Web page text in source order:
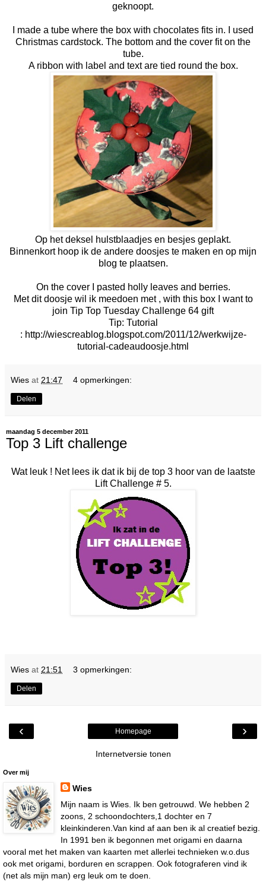
geknoopt.
I made a tube where the box with chocolates fits in. I used
Christmas cardstock. The bottom and the cover fit on the
tube.
A ribbon with label and text are tied round the box.
Op het deksel hulstblaadjes en besjes geplakt.
Binnenkort hoop ik de andere doosjes te maken en op mijn
blog te plaatsen.
On the cover I pasted holly leaves and berries.
Met dit doosje wil ik meedoen met , with this box I want to
join Tip Top Tuesday Challenge 64 gift
Tip: Tutorial
: http://wiescreablog.blogspot.com/2011/12/werkwijze-
tutorial-cadeaudoosje.html
Wies at 21:47 4 opmerkingen:
Delen
maandag 5 december 2011
Top 3 Lift challenge
Wat leuk ! Net lees ik dat ik bij de top 3 hoor van de laatste
Lift Challenge # 5.
Wies at 21:51 3 opmerkingen:
Delen
‹ ›
Homepage
Internetversie tonen
Over mij
Wies
Mijn naam is Wies. Ik ben getrouwd. We hebben 2
zoons, 2 schoondochters,1 dochter en 7
kleinkinderen.Van kind af aan ben ik al creatief bezig.
In 1991 ben ik begonnen met origami en daarna
vooral met het maken van kaarten met allerlei technieken w.o.dus
ook met origami, borduren en scrappen. Ook fotograferen vind ik
(net als mijn man) erg leuk om te doen.